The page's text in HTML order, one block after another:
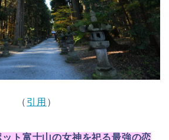
（ 引用 ）
ット富士山の女神を祀る最強の恋